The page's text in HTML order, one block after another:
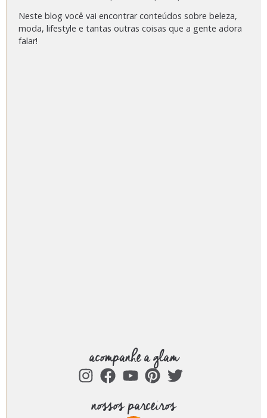
Neste blog você vai encontrar conteúdos sobre beleza,
moda, lifestyle e tantas outras coisas que a gente adora
falar!
acompanhe a glam
nossos parceiros